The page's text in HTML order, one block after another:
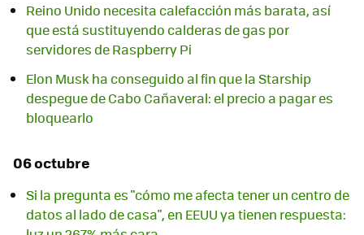
Reino Unido necesita calefacción más barata, así
que está sustituyendo calderas de gas por
servidores de Raspberry Pi
Elon Musk ha conseguido al fin que la Starship
despegue de Cabo Cañaveral: el precio a pagar es
bloquearlo
06 octubre
Si la pregunta es "cómo me afecta tener un centro de
datos al lado de casa", en EEUU ya tienen respuesta: